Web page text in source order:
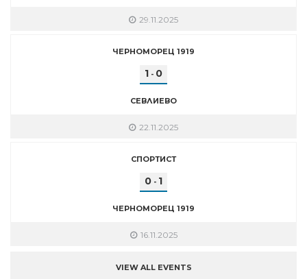
29.11.2025
ЧЕРНОМОРЕЦ 1919
1 - 0
СЕВЛИЕВО
22.11.2025
СПОРТИСТ
0 - 1
ЧЕРНОМОРЕЦ 1919
16.11.2025
VIEW ALL EVENTS